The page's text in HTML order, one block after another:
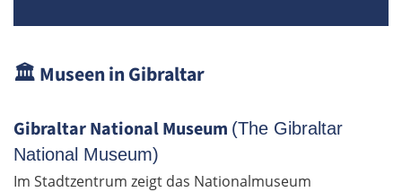
🏛️Museen in Gibraltar
Gibraltar National Museum (The Gibraltar
National Museum)
Im Stadtzentrum zeigt das Nationalmuseum